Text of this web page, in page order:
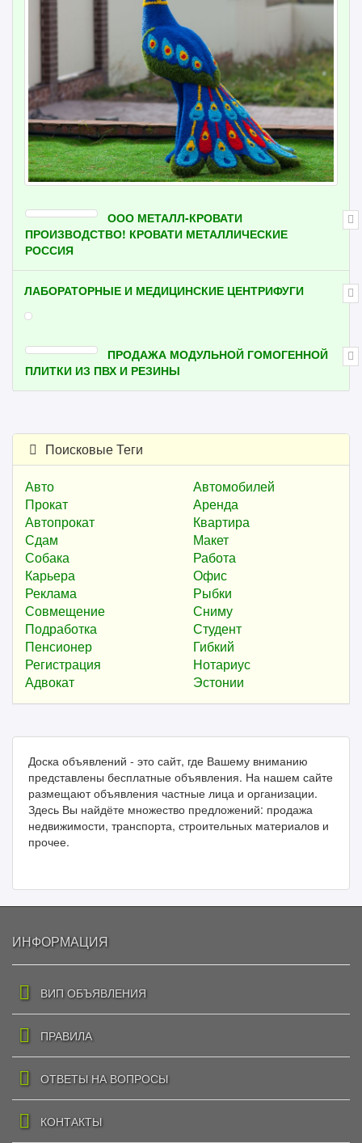
ООО МЕТАЛЛ-КРОВАТИ
ПРОИЗВОДСТВО! КРОВАТИ МЕТАЛЛИЧЕСКИЕ
РОССИЯ
ЛАБОРАТОРНЫЕ И МЕДИЦИНСКИЕ ЦЕНТРИФУГИ
ПРОДАЖА МОДУЛЬНОЙ ГОМОГЕННОЙ
ПЛИТКИ ИЗ ПВХ И РЕЗИНЫ
Поисковые Теги
Авто
Автомобилей
Прокат
Аренда
Автопрокат
Квартира
Сдам
Макет
Собака
Работа
Карьера
Офис
Реклама
Рыбки
Совмещение
Сниму
Подработка
Студент
Пенсионер
Гибкий
Регистрация
Нотариус
Адвокат
Эстонии
Доска объявлений - это сайт, где Вашему вниманию
представлены бесплатные объявления. На нашем сайте
размещают объявления частные лица и организации.
Здесь Вы найдёте множество предложений: продажа
недвижимости, транспорта, строительных материалов и
прочее.
ИНФОРМАЦИЯ
ВИП ОБЪЯВЛЕНИЯ
ПРАВИЛА
ОТВЕТЫ НА ВОПРОСЫ
КОНТАКТЫ